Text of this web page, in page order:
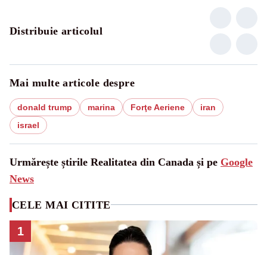
Distribuie articolul
Mai multe articole despre
donald trump marina Forţe Aeriene
iran
israel
Urmărește știrile Realitatea din Canada și pe Google
News
CELE MAI CITITE
1